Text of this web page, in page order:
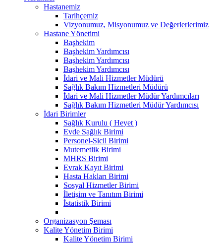
Hastanemiz
Tarihçemiz
Vizyonumuz, Misyonumuz ve Değerlerlerimiz
Hastane Yönetimi
Başhekim
Başhekim Yardımcısı
Başhekim Yardımcısı
Başhekim Yardımcısı
İdari ve Mali Hizmetler Müdürü
Sağlık Bakım Hizmetleri Müdürü
İdari ve Mali Hizmetler Müdür Yardımcıları
Sağlık Bakım Hizmetleri Müdür Yardımcısı
İdari Birimler
Sağlık Kurulu ( Heyet )
Evde Sağlık Birimi
Personel-Sicil Birimi
Mutemetlik Birimi
MHRS Birimi
Evrak Kayıt Birimi
Hasta Hakları Birimi
Sosyal Hizmetler Birimi
İletişim ve Tanıtım Birimi
İstatistik Birimi
Organizasyon Şeması
Kalite Yönetim Birimi
Kalite Yönetim Birimi